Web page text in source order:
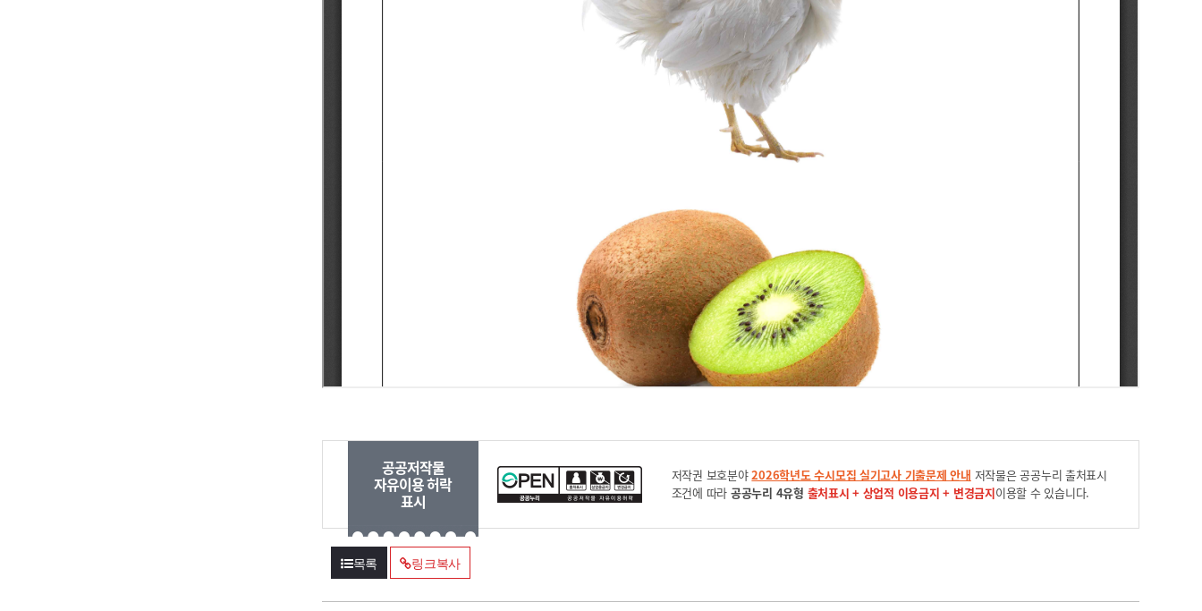
공공저작물
자유이용 허락
표시
저작권 보호분야2026학년도 수시모집 실기고사 기출문제 안내 저작물은 공공누리 출처표시
조건에 따라 공공누리 4유형 출처표시 + 상업적 이용금지 + 변경금지이용할 수 있습니다.
목록 링크복사